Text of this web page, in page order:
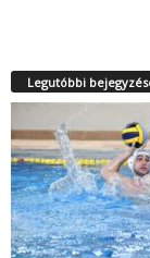
Legutóbbi